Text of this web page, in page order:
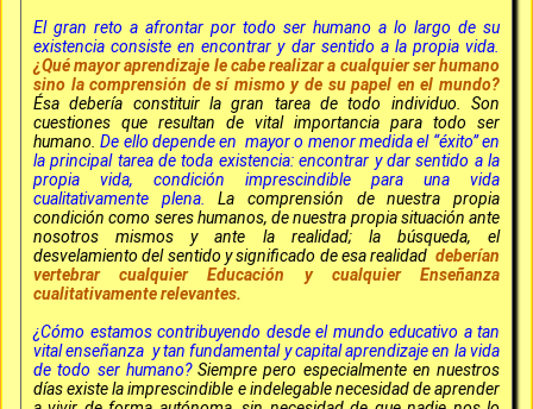
El gran reto a afrontar por todo ser humano a lo largo de su
existencia consiste en encontrar y dar sentido a la propia vida.
¿Qué mayor aprendizaje le cabe realizar a cualquier ser humano
sino la comprensión de sí mismo y de su papel en el mundo?
Ésa debería constituir la gran tarea de todo individuo. Son
cuestiones que resultan de vital importancia para todo ser
humano.De ello depende en mayor o menor medida el “éxito” en
la principal tarea de toda existencia: encontrar y dar sentido a la
propia vida, condición imprescindible para una vida
cualitativamente plena.
La comprensión de nuestra propia
condición como seres humanos, de nuestra propia situación ante
nosotros mismos y ante la realidad; la búsqueda, el
desvelamiento del sentido y significado de esa realidad deberían
vertebrar cualquier Educación y cualquier Enseñanza
cualitativamente relevantes.
¿Cómo estamos contribuyendo desde el mundo educativo a tan
vital enseñanza y tan fundamental y capital aprendizaje en la vida
de todo ser humano?Siempre pero especialmente en nuestros
días existe la imprescindible e indelegable necesidad de aprender